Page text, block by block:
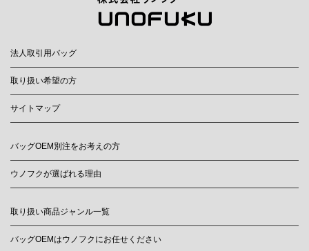
法人取引用バッグ
取り扱い希望の方
サイトマップ
バッグOEM別注をお考えの方
ウノフクが選ばれる理由
取り扱い商品ジャンル一覧
バッグOEMはウノフクにお任せください